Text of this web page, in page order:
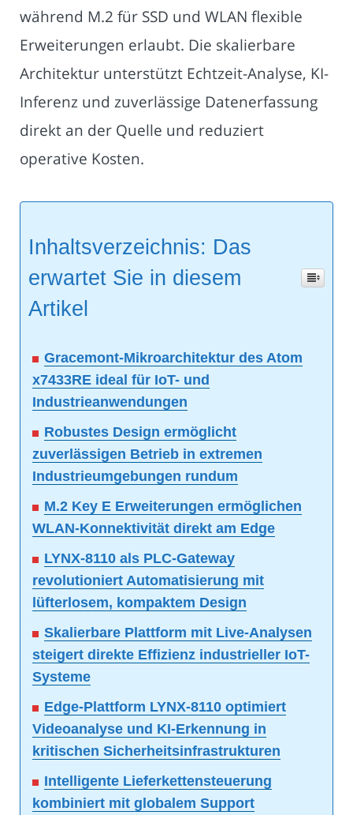
während M.2 für SSD und WLAN flexible
Erweiterungen erlaubt. Die skalierbare
Architektur unterstützt Echtzeit-Analyse, KI-
Inferenz und zuverlässige Datenerfassung
direkt an der Quelle und reduziert
operative Kosten.
Inhaltsverzeichnis: Das
erwartet Sie in diesem
Artikel
Gracemont-Mikroarchitektur des Atom
x7433RE ideal für IoT- und
Industrieanwendungen
Robustes Design ermöglicht
zuverlässigen Betrieb in extremen
Industrieumgebungen rundum
M.2 Key E Erweiterungen ermöglichen
WLAN-Konnektivität direkt am Edge
LYNX-8110 als PLC-Gateway
revolutioniert Automatisierung mit
lüfterlosem, kompaktem Design
Skalierbare Plattform mit Live-Analysen
steigert direkte Effizienz industrieller IoT-
Systeme
Edge-Plattform LYNX-8110 optimiert
Videoanalyse und KI-Erkennung in
kritischen Sicherheitsinfrastrukturen
Intelligente Lieferkettensteuerung
kombiniert mit globalem Support